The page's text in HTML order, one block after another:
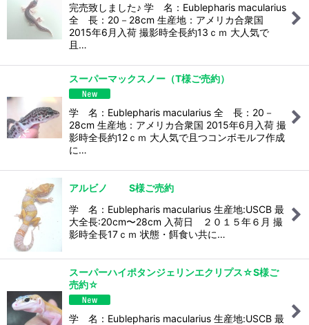
完売致しました♪ 学 名：Eublepharis macularius
全 長：20－28cm 生産地：アメリカ合衆国
2015年6月入荷 撮影時全長約13ｃｍ 大人気で
且…
スーパーマックスノー（T様ご売約）
学 名：Eublepharis macularius 全 長：20－
28cm 生産地：アメリカ合衆国 2015年6月入荷 撮
影時全長約12ｃｍ 大人気で且つコンボモルフ作成
に…
アルビノ S様ご売約
学 名：Eublepharis macularius 生産地:USCB 最
大全長:20cm〜28cm 入荷日 ２０１５年６月 撮
影時全長17ｃｍ 状態・餌食い共に…
スーパーハイポタンジェリンエクリプス☆S様ご
売約☆
学 名：Eublepharis macularius 生産地:USCB 最